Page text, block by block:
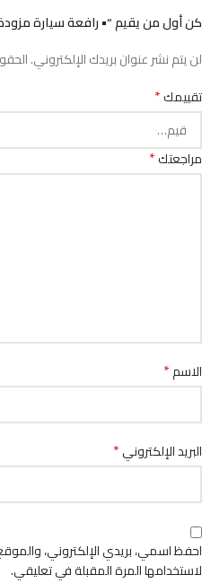
كن أول من يقيم “• رافعة سيارة
لن يتم نشر عنوان بريدك الإلكتروني.
تقييمك*
مراجعتك*
الاسم*
البريد الإلكتروني*
احفظ اسمي، بريدي الإلكتروني،
لاستخدامها المرة المقبلة في تعليقي.